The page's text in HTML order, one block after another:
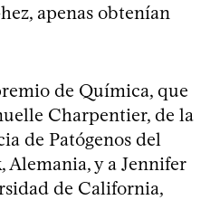
apenas obtenían
de Química, que
Charpentier, de la
de Patógenos del
y a Jennifer
de California,